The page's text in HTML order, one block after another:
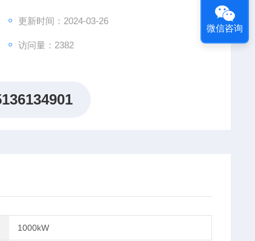
更新时间：2024-03-26
访问量：2382
1000kW
微信咨询